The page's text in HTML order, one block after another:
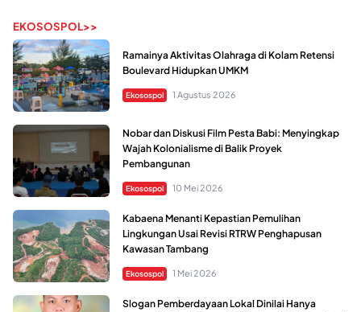
EKOSOSPOL>>
Ramainya Aktivitas Olahraga di Kolam Retensi
Boulevard Hidupkan UMKM
Ekosospol 1 Agustus 2026
Nobar dan Diskusi Film Pesta Babi: Menyingkap
Wajah Kolonialisme di Balik Proyek
Pembangunan
Ekosospol 10 Mei 2026
Kabaena Menanti Kepastian Pemulihan
Lingkungan Usai Revisi RTRW Penghapusan
Kawasan Tambang
Ekosospol 1 Mei 2026
Slogan Pemberdayaan Lokal Dinilai Hanya